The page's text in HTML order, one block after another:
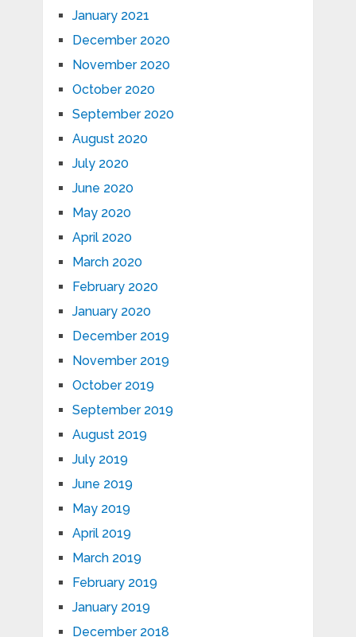
January 2021
December 2020
November 2020
October 2020
September 2020
August 2020
July 2020
June 2020
May 2020
April 2020
March 2020
February 2020
January 2020
December 2019
November 2019
October 2019
September 2019
August 2019
July 2019
June 2019
May 2019
April 2019
March 2019
February 2019
January 2019
December 2018